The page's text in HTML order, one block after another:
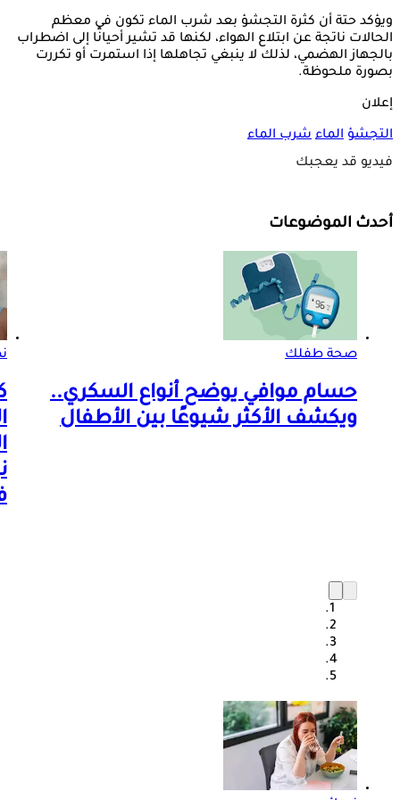
ويؤكد حتة أن كثرة التجشؤ بعد شرب الماء تكون في معظم
الحالات ناتجة عن ابتلاع الهواء، لكنها قد تشير أحيانًا إلى اضطراب
بالجهاز الهضمي، لذلك لا ينبغي تجاهلها إذا استمرت أو تكررت
بصورة ملحوظة.
إعلان
التجشؤ الماء شرب الماء
فيديو قد يعجبك
أحدث الموضوعات
صحة طفلك
حسام موافي يوضح أنواع السكري..
ويكشف الأكثر شيوعًا بين الأطفال